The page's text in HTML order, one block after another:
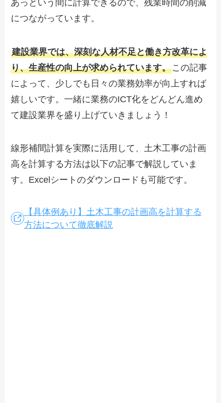
あっという間に計算できるので、残業時間の削減
につながっています。
建設業界では、深刻な人材不足と働き方改革によ
り、生産性の向上が求められています。この記事
によって、少しでも日々の業務効率が向上すれば
嬉しいです。一緒に業務のICT化をどんどん進め
て建設業界を盛り上げていきましょう！
線形補間計算を実際に活用して、土木工事の計画
高を計算する方法は以下の記事で解説していま
す。Excelシートのダウンロードも可能です。
【具体例あり】土木工事の計画高を計算する
方法について徹底解説